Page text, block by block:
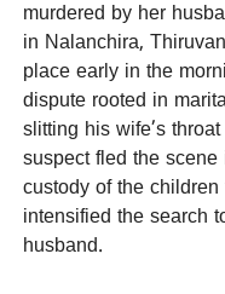
murdered by her
in Nalanchira,
place early in the
dispute rooted in
slitting his wife’s
suspect fled the
custody of the
intensified the search
husband.